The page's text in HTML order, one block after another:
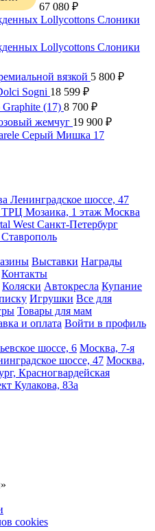
67 080 ₽
Lollycottons Слоники
Lollycottons Слоники
вязкой 5 800 ₽
Sogni 18 599 ₽
(17) 8 700 ₽
жемчуг 19 900 ₽
Серый Мишка 17
Ленинградское шоссе, 47
ТРЦ Мозаика, 1 этаж Москва
West Санкт-Петербург
Ставрополь
Выставки Награды
Контакты
Коляски Автокресла Купание
Игрушки Все для
Товары для мам
и оплата Войти в профиль
шоссе, 6 Москва, 7-я
шоссе, 47 Москва,
Красногвардейская
Кулакова, 83а
cookies